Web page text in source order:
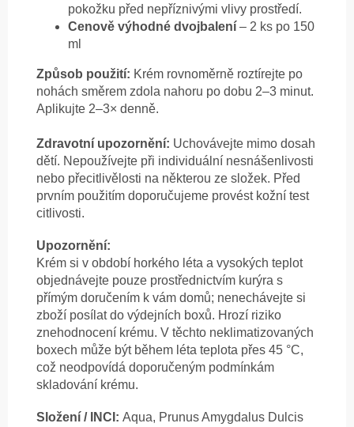
pokožku před nepříznivými vlivy prostředí.
Cenově výhodné dvojbalení – 2 ks po 150
ml
Způsob použití: Krém rovnoměrně roztírejte po
nohách směrem zdola nahoru po dobu 2–3 minut.
Aplikujte 2–3× denně.
Zdravotní upozornění: Uchovávejte mimo dosah
dětí. Nepoužívejte při individuální nesnášenlivosti
nebo přecitlivělosti na některou ze složek. Před
prvním použitím doporučujeme provést kožní test
citlivosti.
Upozornění:
Krém si v období horkého léta a vysokých teplot
objednávejte pouze prostřednictvím kurýra s
přímým doručením k vám domů; nenechávejte si
zboží posílat do výdejních boxů. Hrozí riziko
znehodnocení krému. V těchto neklimatizovaných
boxech může být během léta teplota přes 45 °C,
což neodpovídá doporučeným podmínkám
skladování krému.
Složení / INCI: Aqua, Prunus Amygdalus Dulcis